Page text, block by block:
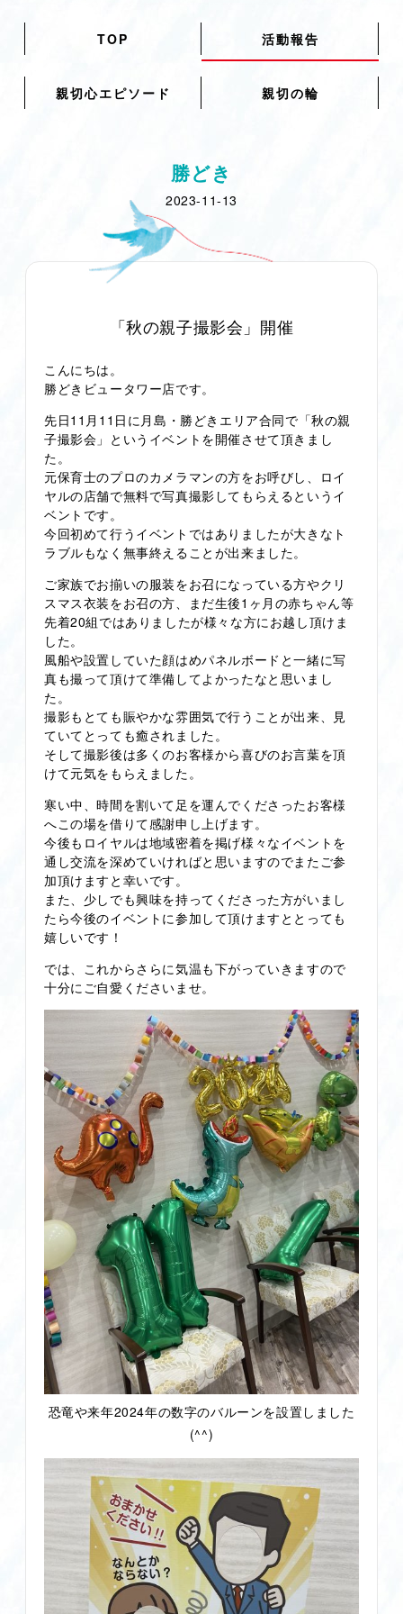
TOP 活動報告
親切心エピソード 親切の輪
勝どき
2023-11-13
「秋の親子撮影会」開催
こんにちは。
勝どきビュータワー店です。
先日11月11日に月島・勝どきエリア合同で「秋の親
子撮影会」というイベントを開催させて頂きまし
た。
元保育士のプロのカメラマンの方をお呼びし、ロイ
ヤルの店舗で無料で写真撮影してもらえるというイ
ベントです。
今回初めて行うイベントではありましたが大きなト
ラブルもなく無事終えることが出来ました。
ご家族でお揃いの服装をお召になっている方やクリ
スマス衣装をお召の方、まだ生後1ヶ月の赤ちゃん等
先着20組ではありましたが様々な方にお越し頂けま
した。
風船や設置していた顔はめパネルボードと一緒に写
真も撮って頂けて準備してよかったなと思いまし
た。
撮影もとても賑やかな雰囲気で行うことが出来、見
ていてとっても癒されました。
そして撮影後は多くのお客様から喜びのお言葉を頂
けて元気をもらえました。
寒い中、時間を割いて足を運んでくださったお客様
へこの場を借りて感謝申し上げます。
今後もロイヤルは地域密着を掲げ様々なイベントを
通し交流を深めていければと思いますのでまたご参
加頂けますと幸いです。
また、少しでも興味を持ってくださった方がいまし
たら今後のイベントに参加して頂けますととっても
嬉しいです！
では、これからさらに気温も下がっていきますので
十分にご自愛くださいませ。
恐竜や来年2024年の数字のバルーンを設置しました
(^^)